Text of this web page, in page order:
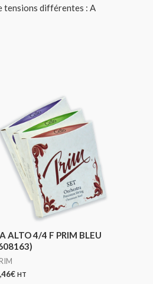
tensions différentes : A
ALTO 4/4 F PRIM BLEU
€ HT